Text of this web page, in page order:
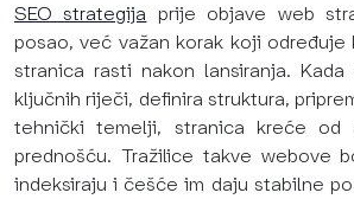
SEO strategija prije objave web
posao, već važan korak koji
stranica rasti nakon lansiranja. Kada
ključnih riječi, definira struktura,
tehnički temelji, stranica kreće od
prednošću. Tražilice takve webove
indeksiraju i češće im daju stabilne